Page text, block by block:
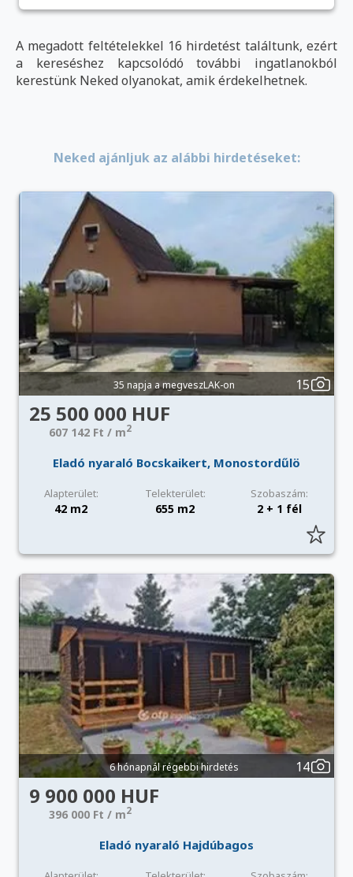
A megadott feltételekkel 16 hirdetést találtunk, ezért
a kereséshez kapcsolódó további ingatlanokból
kerestünk Neked olyanokat, amik érdekelhetnek.
Neked ajánljuk az alábbi hirdetéseket:
35 napja a megveszLAK-on 15
25 500 000 HUF
607 142 Ft / m2
Eladó nyaraló Bocskaikert, Monostordűlö
Alapterület: Telekterület: Szobaszám:
42 m2 655 m2 2 + 1 fél
6 hónapnál régebbi hirdetés 14
9 900 000 HUF
396 000 Ft / m2
Eladó nyaraló Hajdúbagos